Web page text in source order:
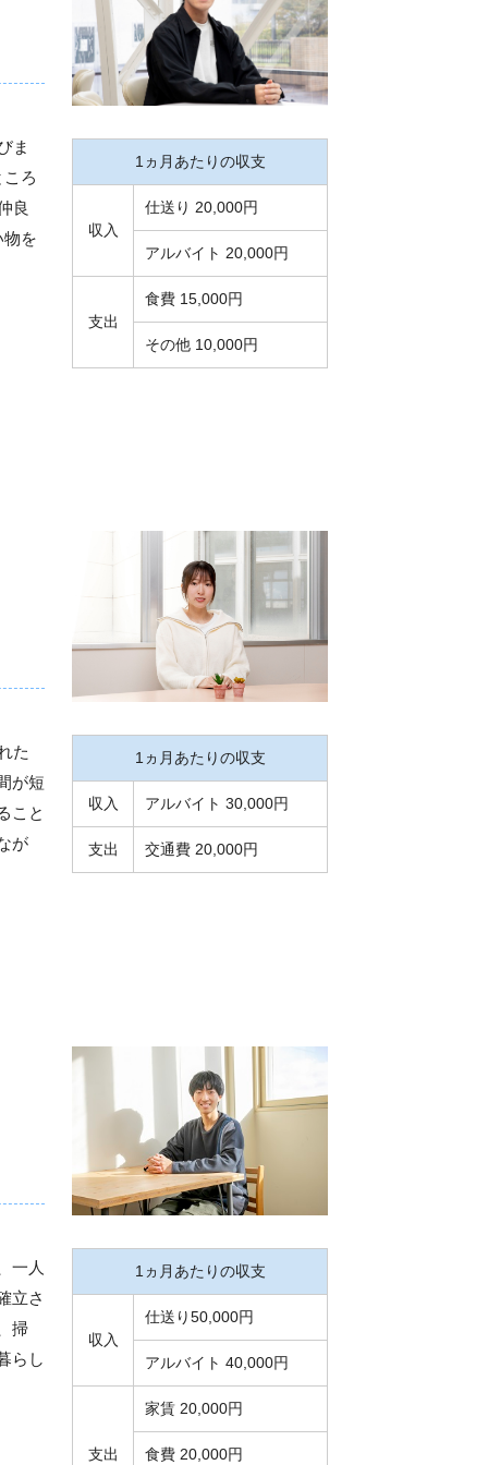
ま
ろ
良
を
1ヵ月あたりの収支
収入
仕送り 20,000円
アルバイト 20,000円
支出
食費 15,000円
その他 10,000円
た
が短
こと
が
1ヵ月あたりの収支
収入 アルバイト 30,000円
支出 交通費 20,000円
一人
立さ
掃
らし
1ヵ月あたりの収支
収入
仕送り50,000円
アルバイト 40,000円
支出
家賃 20,000円
食費 20,000円